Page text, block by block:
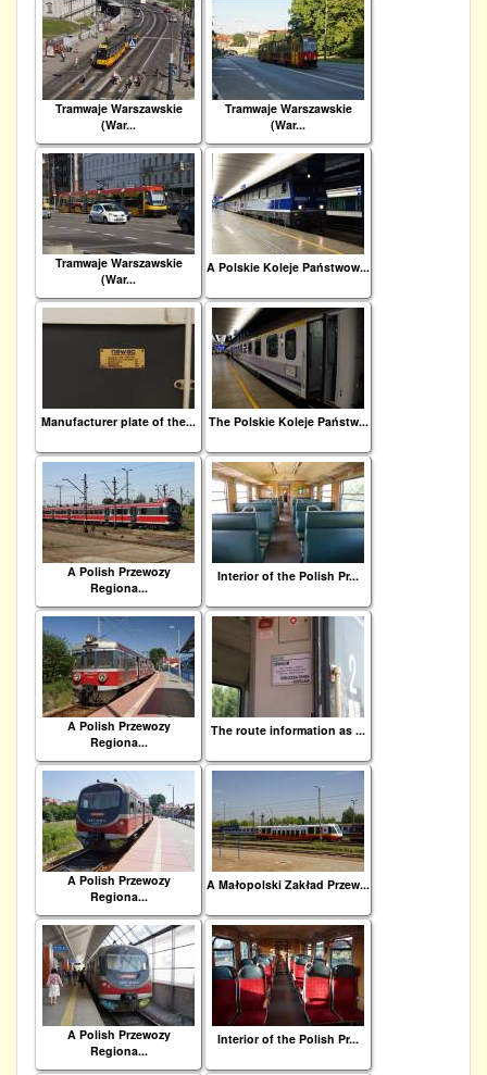
Tramwaje Warszawskie
(War...
Tramwaje Warszawskie
(War...
Tramwaje Warszawskie
(War...
A Polskie Koleje Państwow...
Manufacturer plate of the... The Polskie Koleje Państw...
A Polish Przewozy
Regiona...
Interior of the Polish Pr...
A Polish Przewozy
Regiona...
The route information as ...
A Polish Przewozy
Regiona...
A Małopolski Zakład Przew...
A Polish Przewozy
Regiona...
Interior of the Polish Pr...